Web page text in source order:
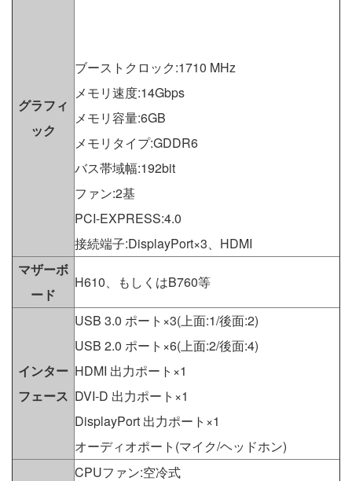
グラフィ
ック
ブーストクロック:1710 MHz
メモリ速度:14Gbps
メモリ容量:6GB
メモリタイプ:GDDR6
バス帯域幅:192bit
ファン:2基
PCI-EXPRESS:4.0
接続端子:DisplayPort×3、HDMI
マザーボ
ード
H610、もしくはB760等
インター
フェース
USB 3.0 ポート×3(上面:1/後面:2)
USB 2.0 ポート×6(上面:2/後面:4)
HDMI 出力ポート×1
DVI-D 出力ポート×1
DisplayPort 出力ポート×1
オーディオポート(マイク/ヘッドホン)
CPUファン:空冷式